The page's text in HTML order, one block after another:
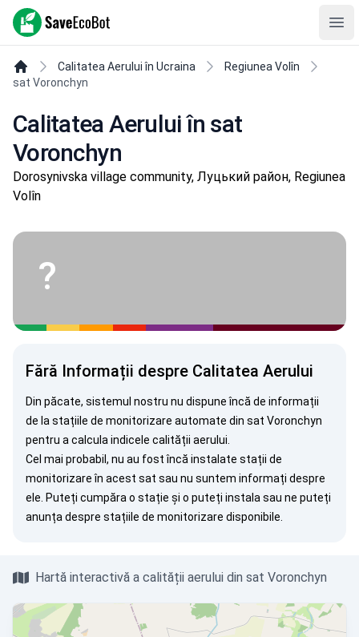
SaveEcoBot
Calitatea Aerului în Ucraina
Regiunea Volîn
sat Voronchyn
Calitatea Aerului în sat
Voronchyn
Dorosynivska village community, Луцький район, Regiunea
Volîn
?
Fără Informații despre Calitatea Aerului
Din păcate, sistemul nostru nu dispune încă de informații
de la stațiile de monitorizare automate din sat Voronchyn
pentru a calcula indicele calității aerului.
Cel mai probabil, nu au fost încă instalate stații de
monitorizare în acest sat sau nu suntem informați despre
ele. Puteți cumpăra o stație și o puteți instala sau ne puteți
anunța despre stațiile de monitorizare disponibile.
Hartă interactivă a calității aerului din sat Voronchyn